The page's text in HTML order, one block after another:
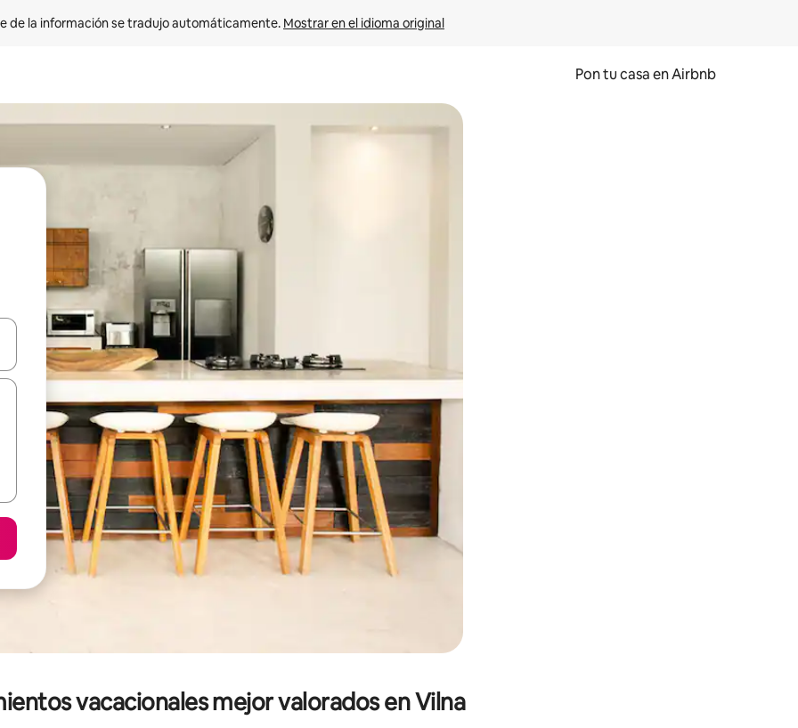
de la información se tradujo automáticamente. Mostrar en el idioma original
Pon tu casa en Airbnb
las teclas de flecha hacia arriba y hacia abajo o explora con el tacto o desliza el dedo.
vacacionales mejor valorados en Vilna